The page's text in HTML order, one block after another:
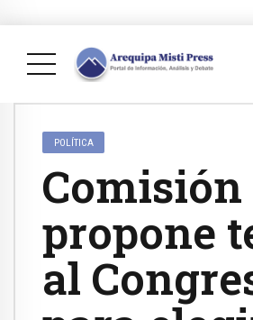
POLÍTICA
Comisión
propone
al